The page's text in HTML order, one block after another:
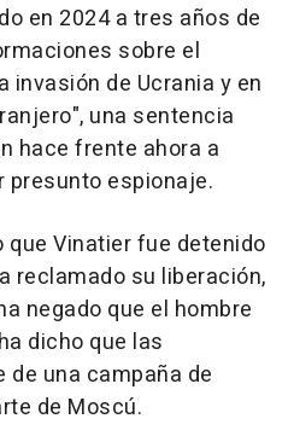
en 2024 a tres años de
sobre el
invasión de Ucrania y en
una sentencia
hace frente ahora a
presunto espionaje.
que Vinatier fue detenido
reclamado su liberación,
negado que el hombre
dicho que las
una campaña de
de Moscú.